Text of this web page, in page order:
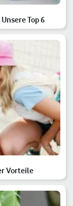
Top 6
Vorteile